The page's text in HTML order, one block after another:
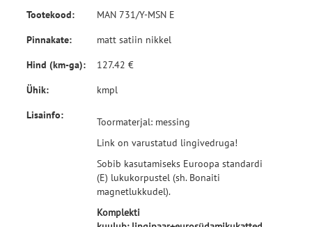
Tootekood:
MAN 731/Y-MSN E
Pinnakate:
matt satiin nikkel
Hind (km-ga):
127.42 €
Ühik:
kmpl
Lisainfo:
Toormaterjal: messing
Link on varustatud lingivedruga!
Sobib kasutamiseks Euroopa standardi
(E) lukukorpustel (sh. Bonaiti
magnetlukkudel).
Komplekti